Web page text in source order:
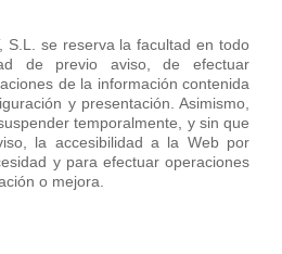
S.L. se reserva la facultad en todo
de previo aviso, de efectuar
de la información contenida
y presentación. Asimismo,
temporalmente, y sin que
la accesibilidad a la Web por
y para efectuar operaciones
o mejora.